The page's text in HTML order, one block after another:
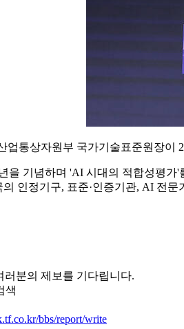
업통상자원부 국가기술표준원장이
을 기념하며 'AI 시대의 적합성평
인정기구, 표준·인증기관, AI 전
러분의 제보를 기다립니다.
색
bbs/report/write